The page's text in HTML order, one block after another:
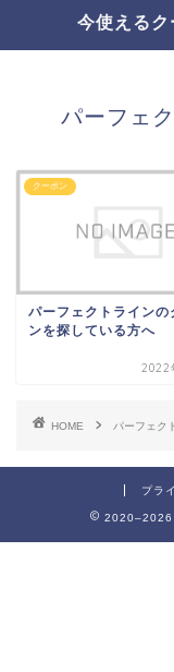
今使える
パーフェ
クーポン
パーフェクトラインの
ンを探している方へ
2022
HOME パーフェク
プラ
2020–2026